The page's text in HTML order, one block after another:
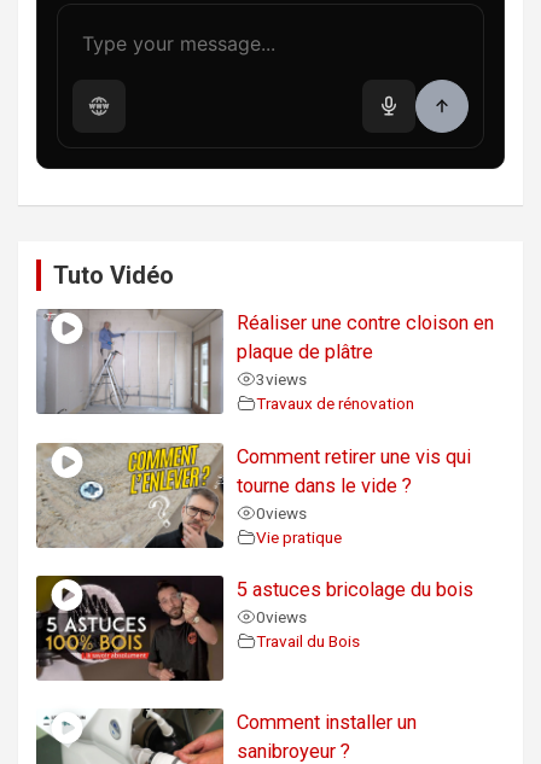
Tuto Vidéo
Réaliser une contre cloison en
plaque de plâtre
3views
Travaux de rénovation
Comment retirer une vis qui
tourne dans le vide ?
0views
Vie pratique
5 astuces bricolage du bois
0views
Travail du Bois
Comment installer un
sanibroyeur ?